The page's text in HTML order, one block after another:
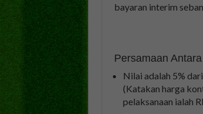
bayaran interim
Persamaan
Nilai adalah 5%
(Katakan harga
pelaksanaan ialah